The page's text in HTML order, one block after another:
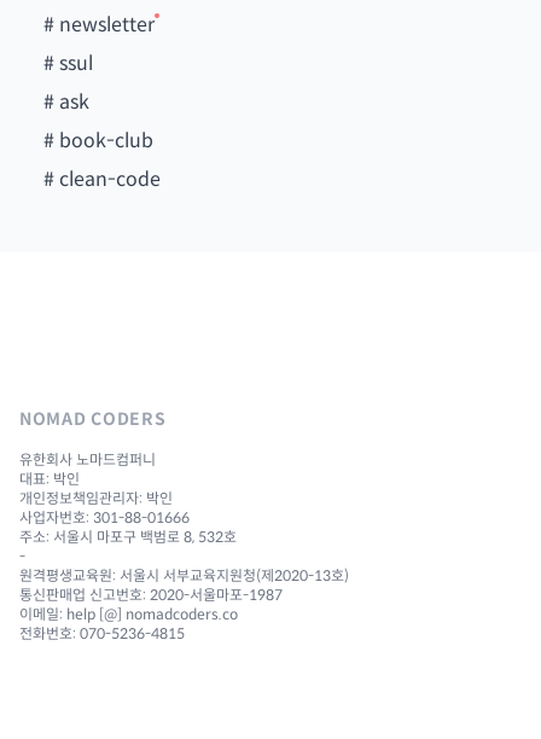
# newsletter
#ssul
# ask
# book-club
#clean-code
NOMAD CODERS
유한회사 노마드컴퍼니
대표: 박인
개인정보책임관리자: 박인
사업자번호: 301-88-01666
주소: 서울시 마포구 백범로 8, 532호
-
원격평생교육원: 서울시 서부교육지원청(제2020-13호)
통신판매업 신고번호: 2020-서울마포-1987
이메일: help [@] nomadcoders.co
전화번호: 070-5236-4815